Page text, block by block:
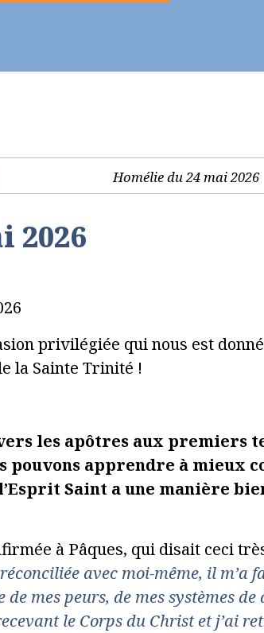
2026
privilégiée qui nous est
la Sainte Trinité !
les apôtres aux premiers
pouvons apprendre à
Saint a une manière
à Pâques, qui disait ceci
réconciliée avec moi-même, il
mes peurs, de mes systèmes
le Corps du Christ et j’ai